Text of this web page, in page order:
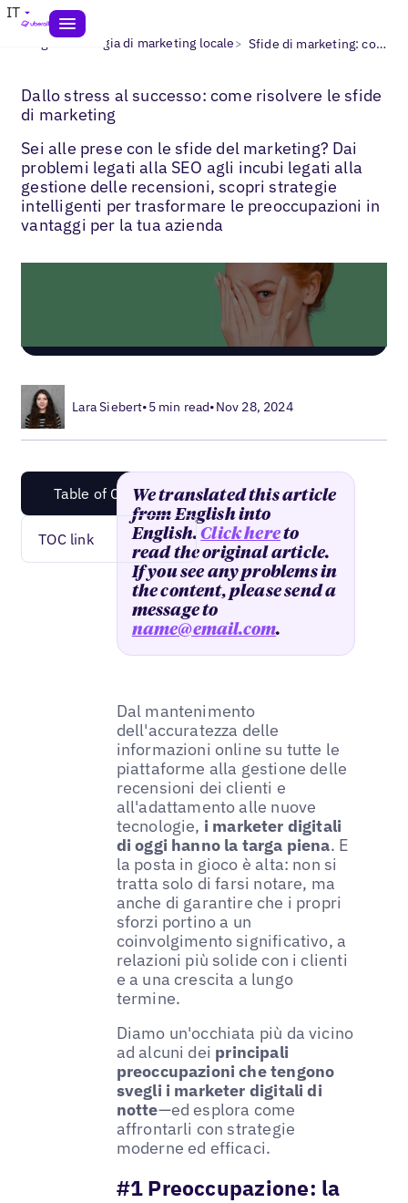
IT
Blogs> Strategia di marketing locale> Sfide di marketing: come risolverle
Dallo stress al successo: come risolvere le sfide
di marketing
Sei alle prese con le sfide del marketing? Dai
problemi legati alla SEO agli incubi legati alla
gestione delle recensioni, scopri strategie
intelligenti per trasformare le preoccupazioni in
vantaggi per la tua azienda
Lara Siebert•5 min read•Nov 28, 2024
Table of Content
TOC link
We translated this article
from English into
English.Click hereto
read the original article.
If you see any problems in
the content, please send a
message to
name@email.com.
Dal mantenimento
dell'accuratezza delle
informazioni online su tutte le
piattaforme alla gestione delle
recensioni dei clienti e
all'adattamento alle nuove
tecnologie, i marketer digitali
di oggi hanno la targa piena. E
la posta in gioco è alta: non si
tratta solo di farsi notare, ma
anche di garantire che i propri
sforzi portino a un
coinvolgimento significativo, a
relazioni più solide con i clienti
e a una crescita a lungo
termine.
Diamo un'occhiata più da vicino
ad alcuni dei principali
preoccupazioni che tengono
svegli i marketer digitali di
notte—ed esplora come
affrontarli con strategie
moderne ed efficaci.
#1 Preoccupazione: la